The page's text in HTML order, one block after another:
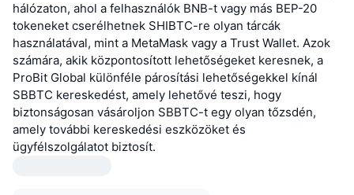
hálózaton, ahol a felhasználók BNB-t vagy más BEP-20
tokeneket cserélhetnek SHIBTC-re olyan tárcák
használatával, mint a MetaMask vagy a Trust Wallet. Azok
számára, akik központosított lehetőségeket keresnek, a
ProBit Global különféle párosítási lehetőségekkel kínál
SBBTC kereskedést, amely lehetővé teszi, hogy
biztonságosan vásároljon SBBTC-t egy olyan tőzsdén,
amely további kereskedési eszközöket és
ügyfélszolgálatot biztosít.